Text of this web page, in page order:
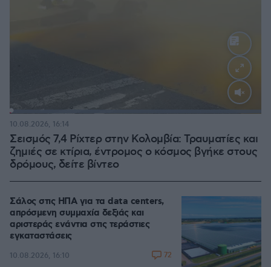
Loaded:
Σεισμός 7,4 Ρίχτερ στην Κολομβία: Τραυματίες και
ζημιές σε κτίρια, έντρομος ο κόσμος βγήκε στους
δρόμους, δείτε βίντεο
10.08.2026, 16:14
Σάλος στις ΗΠΑ για τα data centers,
απρόσμενη συμμαχία δεξιάς και
αριστεράς ενάντια στις τεράστιες
εγκαταστάσεις
10.08.2026, 16:10 72